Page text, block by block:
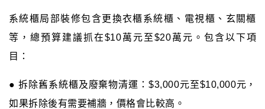
系統櫃局部裝修包含更換衣櫃系統櫃、電視櫃、玄關櫃
等，總預算建議抓在$10萬元至$20萬元。包含以下項
目：
● 拆除舊系統櫃及廢棄物清運：$3,000元至$10,000元，
如果拆除後有需要補牆，價格會比較高。